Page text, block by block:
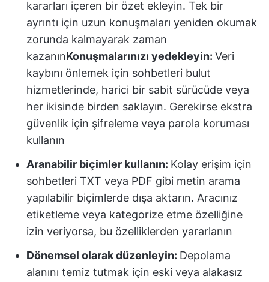
kararları içeren bir özet ekleyin. Tek bir
ayrıntı için uzun konuşmaları yeniden okumak
zorunda kalmayarak zaman
kazanınKonuşmalarınızı yedekleyin: Veri
kaybını önlemek için sohbetleri bulut
hizmetlerinde, harici bir sabit sürücüde veya
her ikisinde birden saklayın. Gerekirse ekstra
güvenlik için şifreleme veya parola koruması
kullanın
Aranabilir biçimler kullanın: Kolay erişim için
sohbetleri TXT veya PDF gibi metin arama
yapılabilir biçimlerde dışa aktarın. Aracınız
etiketleme veya kategorize etme özelliğine
izin veriyorsa, bu özelliklerden yararlanın
Dönemsel olarak düzenleyin: Depolama
alanını temiz tutmak için eski veya alakasız